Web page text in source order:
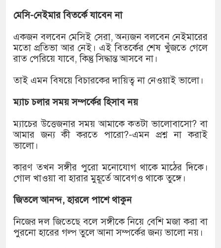
অবশেষে পদত্যাগ করলেন ভারতের
জামায়াত ফেরেশতাদের দল নয়, ভুল
মেসি-নেইমার বিতর্কে যাবেন না
একজন বলবেন মেসিই সেরা, অন্যজন বলবেন নেইমারের
মতো প্রতিভা আর নেই। এই বিতর্কের শেষ খুঁজতে গেলে
রাত পেরিয়ে যাবে, কিন্তু সিদ্ধান্ত আসবে না।
তাই এমন বিষয়ে বিচারকের দায়িত্ব না নেওয়াই ভালো।
ম্যাচ চলার সময় সম্পর্কের হিসাব নয়
ম্যাচের উত্তেজনার সময় আমাকে কতটা ভালোবাসো? বা
আমার জন্য কী করতে পারো?-এমন প্রশ্ন না করাই
ভালো।
কারণ তখন সঙ্গীর পুরো মনোযোগ থাকে মাঠের দিকে।
গোল খাওয়া বা হারার মুহূর্তে আবেগও থাকে তুঙ্গে।
জিতলে আনন্দ, হারলে পাশে থাকুন
নিজের দল জিতেছে বলে সঙ্গীকে নিয়ে বেশি মজা করা বা
পুরনো হারের গল্প তুলে আনা সম্পর্কের জন্য ভালো নয়।